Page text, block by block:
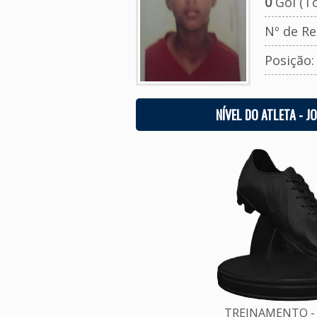
Nº de
Posição:
NÍVEL DO ATLETA -
TREINAMENTO